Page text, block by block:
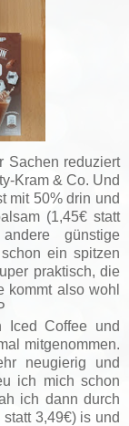
Sachen reduziert
Kram & Co. Und
mit 50% drin und
(1,45€ statt
günstige
ein spitzen
praktisch, die
kommt also wohl
Coffee und
mitgenommen.
neugierig und
ich mich schon
ich dann durch
3,49€) is und